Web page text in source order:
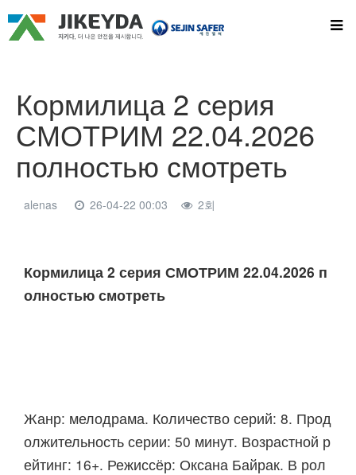
Кормилица 2 серия
СМОТРИМ 22.04.2026
полностью смотреть
alenas 26-04-22 00:03 2회
본문
Кормилица 2 серия СМОТРИМ 22.04.2026 п
олностью смотреть
Жанр: мелодрама. Количество серий: 8. Прод
олжительность серии: 50 минут. Возрастной р
ейтинг: 16+. Режиссёр: Оксана Байрак. В рол